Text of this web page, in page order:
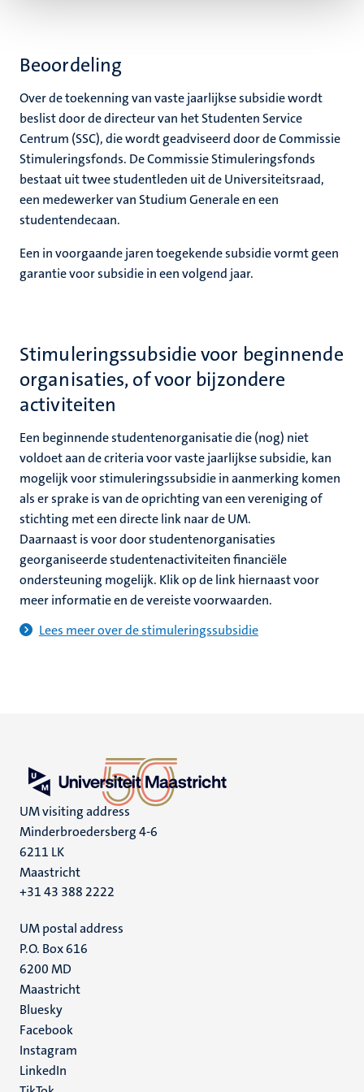
Beoordeling
Over de toekenning van vaste jaarlijkse subsidie wordt
beslist door de directeur van het Studenten Service
Centrum (SSC), die wordt geadviseerd door de Commissie
Stimuleringsfonds. De Commissie Stimuleringsfonds
bestaat uit twee studentleden uit de Universiteitsraad,
een medewerker van Studium Generale en een
studentendecaan.
Een in voorgaande jaren toegekende subsidie vormt geen
garantie voor subsidie in een volgend jaar.
Stimuleringssubsidie voor beginnende
organisaties, of voor bijzondere
activiteiten
Een beginnende studentenorganisatie die (nog) niet
voldoet aan de criteria voor vaste jaarlijkse subsidie, kan
mogelijk voor stimuleringssubsidie in aanmerking komen
als er sprake is van de oprichting van een vereniging of
stichting met een directe link naar de UM.
Daarnaast is voor door studentenorganisaties
georganiseerde studentenactiviteiten financiële
ondersteuning mogelijk. Klik op de link hiernaast voor
meer informatie en de vereiste voorwaarden.
Lees meer over de stimuleringssubsidie
UM visiting address
Minderbroedersberg 4-6
6211 LK
Maastricht
+31 43 388 2222
UM postal address
P.O. Box 616
6200 MD
Maastricht
Social
media
Bluesky
Facebook
Instagram
LinkedIn